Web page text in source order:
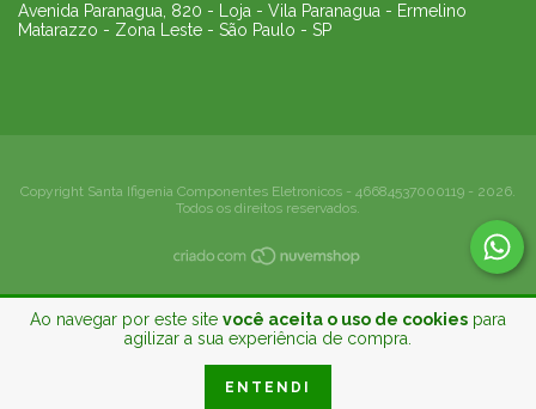
Ao navegar por este site você aceita o uso de cookies para
agilizar a sua experiência de compra.
ENTENDI
Avenida Paranagua, 820 - Loja - Vila Paranagua - Ermelino
Matarazzo - Zona Leste - São Paulo - SP
Copyright Santa Ifigenia Componentes Eletronicos - 46684537000119 - 2026.
Todos os direitos reservados.